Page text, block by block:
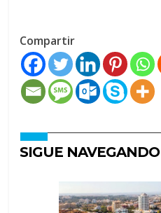
Compartir
SIGUE NAVEGANDO